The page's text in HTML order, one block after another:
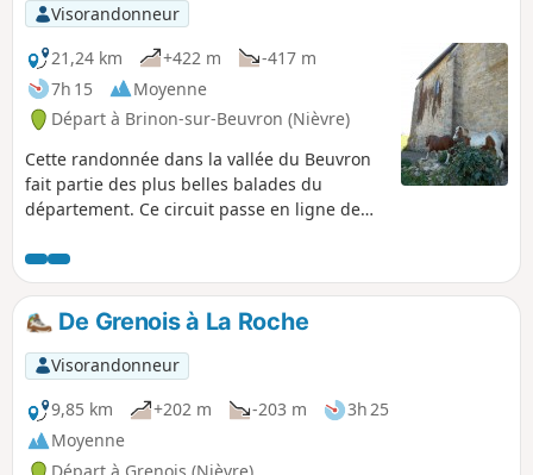
Visorandonneur
21,24 km
+422 m
-417 m
7h 15
Moyenne
Départ à Brinon-sur-Beuvron (Nièvre)
Cette randonnée dans la vallée du Beuvron
fait partie des plus belles balades du
département. Ce circuit passe en ligne de
Grenois, de Hubans et le site de la Vierge à
Asnan. Il offre des points de vue de toute
beauté surtout au printemps quand la
campagne est fleurie.
De Grenois à La Roche
Visorandonneur
9,85 km
+202 m -203 m
3h 25
Moyenne